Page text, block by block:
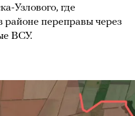
Узлового, где
районе переправы через
ВСУ.